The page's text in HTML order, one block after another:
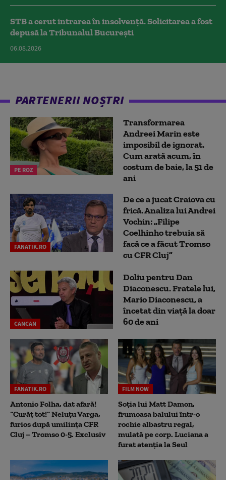
STB a cerut intrarea în insolvență. Solicitarea a fost
depusă la Tribunalul București
06.08.2026
PARTENERII NOȘTRI
PE ROZ
Transformarea
Andreei Marin este
imposibil de ignorat.
Cum arată acum, în
costum de baie, la 51 de
ani
FANATIK.RO
De ce a jucat Craiova cu
frică. Analiza lui Andrei
Vochin: „Filipe
Coelhinho trebuia să
facă ce a făcut Tromso
cu CFR Cluj”
CANCAN
Doliu pentru Dan
Diaconescu. Fratele lui,
Mario Diaconescu, a
încetat din viață la doar
60 de ani
FANATIK.RO
Antonio Folha, dat afară!
“Curăț tot!” Neluțu Varga,
furios după umilința CFR
Cluj – Tromso 0-5. Exclusiv
FILM NOW
Soția lui Matt Damon,
frumoasa balului într-o
rochie albastru regal,
mulată pe corp. Luciana a
furat atenția la Seul